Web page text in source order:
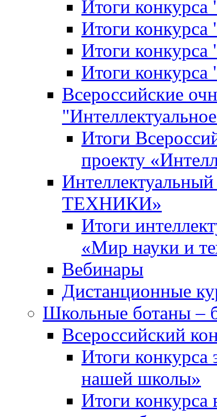
Итоги
Итоги конкурса
Итоги
Итоги
Всероссийские
Итоги
проекту
ТЕХНИКИ»
Итоги
«Мир науки и
Вебинары
Дистанционные
Школьные ботаны –
Всероссийский
Итоги
нашей школы»
Итоги конкурса